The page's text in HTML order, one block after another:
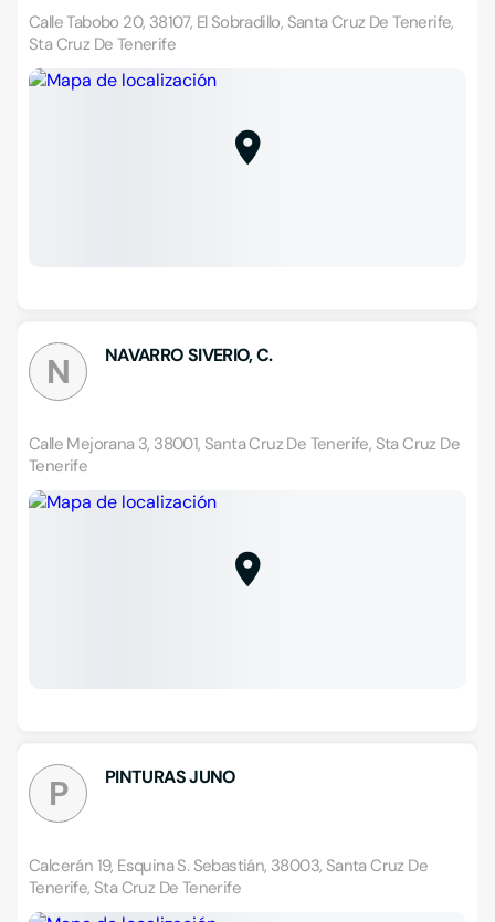
Calle Tabobo 20, 38107, El Sobradillo, Santa Cruz De Tenerife,
Sta Cruz De Tenerife
N NAVARRO SIVERIO, C.
Calle Mejorana 3, 38001, Santa Cruz De Tenerife, Sta Cruz De
Tenerife
P PINTURAS JUNO
Calcerán 19, Esquina S. Sebastián, 38003, Santa Cruz De
Tenerife, Sta Cruz De Tenerife